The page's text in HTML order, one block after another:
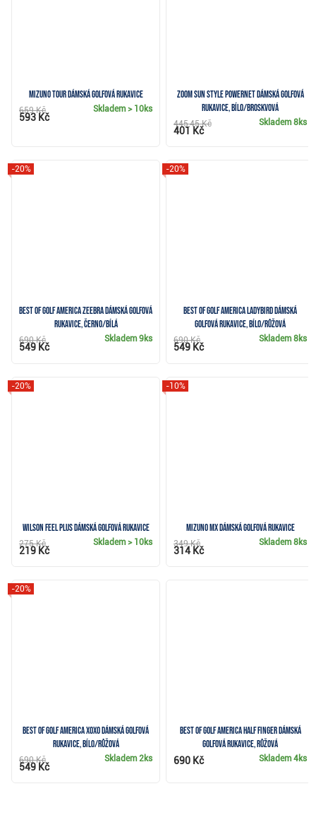
Mizuno Tour dámská golfová rukavice
Skladem> 10ks
659 Kč
593 Kč
Zoom Sun Style Powernet dámská golfová
rukavice, bílo/broskvová
Skladem8ks
445,45 Kč
401 Kč
Best of Golf America Zeebra dámská golfová
rukavice, černo/bílá
-20%
Skladem9ks
690 Kč
549 Kč
Best of Golf America Ladybird dámská
golfová rukavice, bílo/růžová
-20%
Skladem8ks
690 Kč
549 Kč
Wilson Feel Plus dámská golfová rukavice
-20%
Skladem> 10ks
275 Kč
219 Kč
Mizuno MX dámská golfová rukavice
-10%
Skladem8ks
349 Kč
314 Kč
Best of Golf America XOXO dámská golfová
rukavice, bílo/růžová
-20%
Skladem2ks
690 Kč
549 Kč
Best of Golf America Half Finger dámská
golfová rukavice, růžová
Skladem4ks
690 Kč